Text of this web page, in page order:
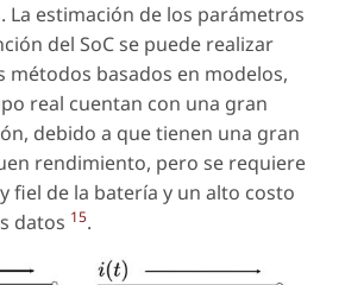
La estimación de los parámetros
del SoC se puede realizar
métodos basados en modelos,
real cuentan con una gran
debido a que tienen una gran
rendimiento, pero se requiere
fiel de la batería y un alto costo
datos 15.